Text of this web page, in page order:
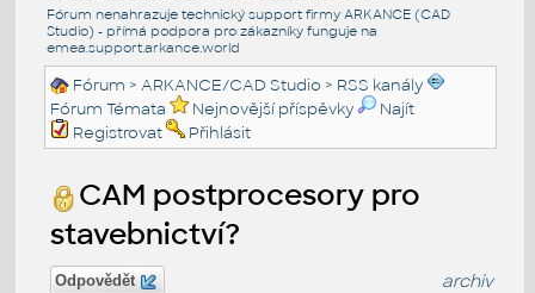
Fórum nenahrazuje technický support firmy ARKANCE (CAD
Studio) - přímá podpora pro zákazníky funguje na
emea.support.arkance.world
Fórum >ARKANCE/CAD Studio > RSS kanály
Fórum Témata
Nejnovější příspěvky
Najít
Registrovat
Přihlásit
CAM postprocesory pro
stavebnictví?
Odpovědět archiv